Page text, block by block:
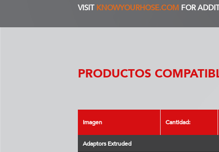
VISIT KNOWYOURHOSE.COM FOR
PRODUCTOS
Imagen Cantidad:
Adaptors Extruded